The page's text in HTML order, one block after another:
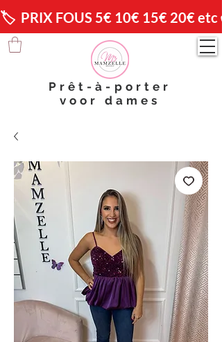
🏷️  PRIX FOUS 5€ 10€ 15€ 20€ etc
Prêt-à-porter
voor dames